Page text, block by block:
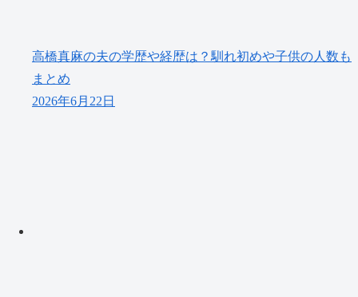
高橋真麻の夫の学歴や経歴は？馴れ初めや子供の人数も
まとめ
2026年6月22日